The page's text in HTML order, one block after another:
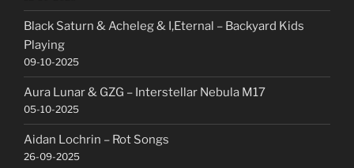
Black Saturn & Acheleg & I,Eternal – Backyard Kids
Playing
09-10-2025
Aura Lunar & GZG – Interstellar Nebula M17
05-10-2025
Aidan Lochrin – Rot Songs
26-09-2025